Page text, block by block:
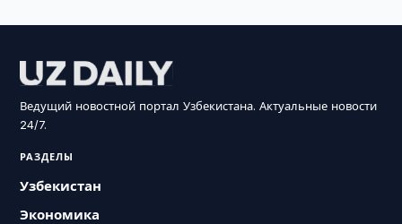
Ведущий новостной портал Узбекистана. Актуальные новости
24/7.
РАЗДЕЛЫ
Узбекистан
Экономика